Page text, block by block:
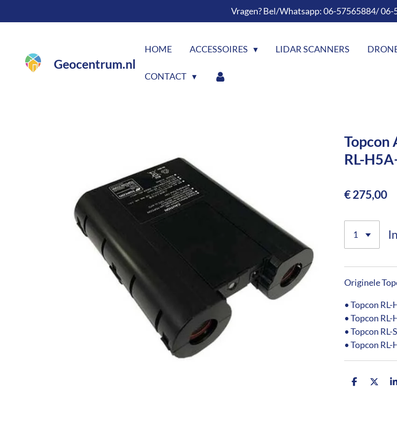
direct
hoofdinhoud
Vragen? Bel/Whatsapp: 06-57565884/ 06-
Geocentrum.nl
HOME ACCESSOIRES LIDAR SCANNERS
CONTACT
Topcon
RL-
€ 275,00
Originele
• Topcon RL-
• Topcon RL-
• Topcon RL-
• Topcon RL-
D
D
S